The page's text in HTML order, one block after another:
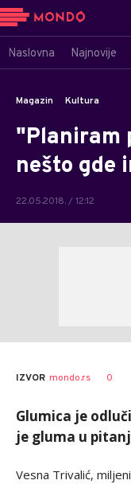
Naslovna Najnovije
Magazin Kultura
"Planiram
nešto gde
22.05.2018. / 12:12
IZVOR mondo.rs 0
Glumica je
je gluma u
Vesna Trivalić,